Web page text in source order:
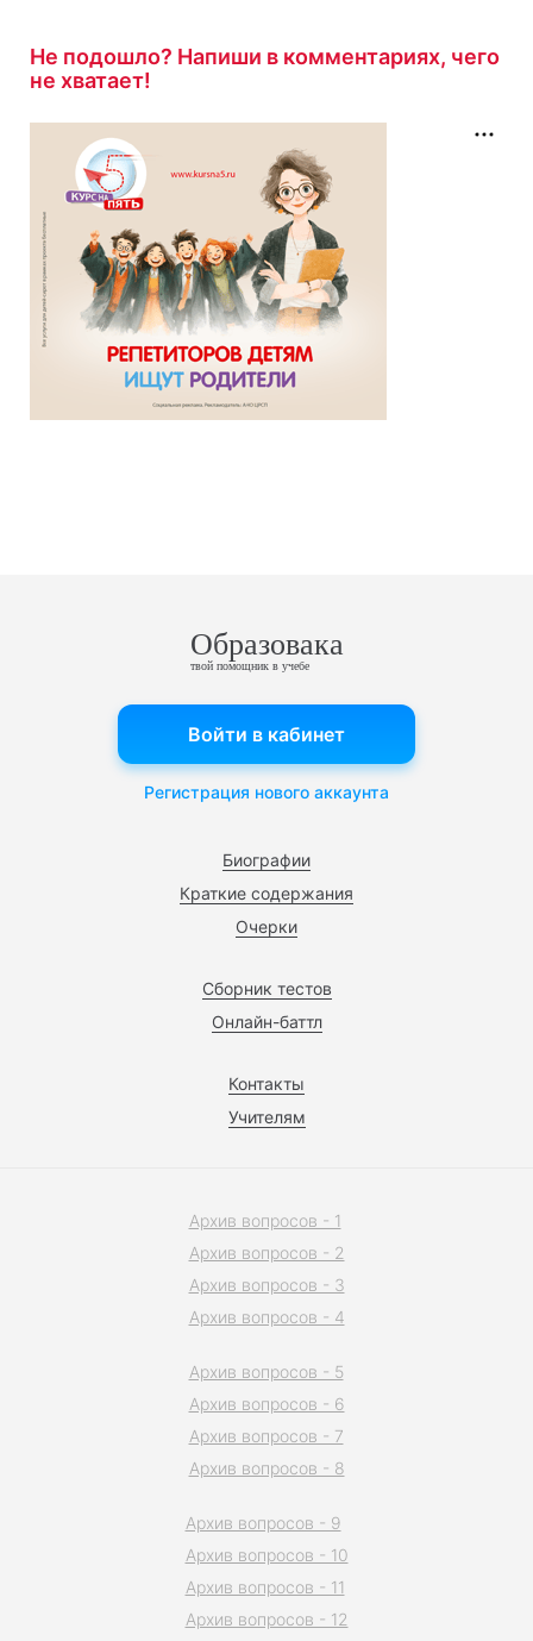
Не подошло? Напиши в комментариях, чего
не хватает!
Образовака
твой помощник в учебе
Биографии
Краткие содержания
Очерки
Сборник тестов
Онлайн-баттл
Контакты
Учителям
Войти в кабинет
Регистрация нового аккаунта
Архив вопросов - 1
Архив вопросов - 2
Архив вопросов - 3
Архив вопросов - 4
Архив вопросов - 5
Архив вопросов - 6
Архив вопросов - 7
Архив вопросов - 8
Архив вопросов - 9
Архив вопросов - 10
Архив вопросов - 11
Архив вопросов - 12